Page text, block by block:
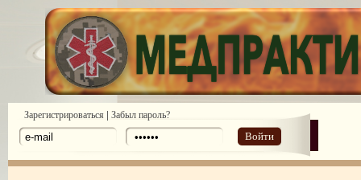
Зарегистрироваться | Забыл пароль?
Войти